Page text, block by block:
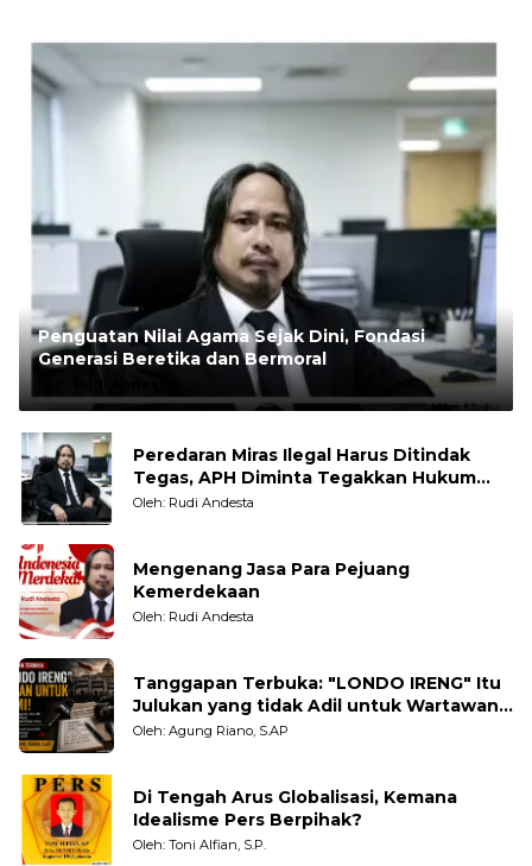
Penguatan Nilai Agama Sejak Dini, Fondasi
Generasi Beretika dan Bermoral
Rudi Andesta
Peredaran Miras Ilegal Harus Ditindak
Tegas, APH Diminta Tegakkan Hukum
Tanpa Pandang Bulu
Oleh: Rudi Andesta
Mengenang Jasa Para Pejuang
Kemerdekaan
Oleh: Rudi Andesta
Tanggapan Terbuka: "LONDO IRENG" Itu
Julukan yang tidak Adil untuk Wartawan,
Pengamat dan LSM
Oleh: Agung Riano, S.AP
Di Tengah Arus Globalisasi, Kemana
Idealisme Pers Berpihak?
Oleh: Toni Alfian, S.P.